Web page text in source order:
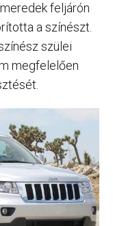
feljárón
a színészt.
szülei
megfelelően